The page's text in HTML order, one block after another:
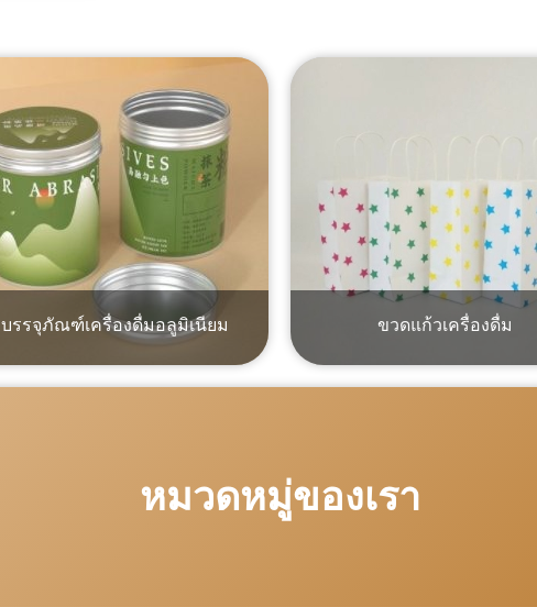
บรรจุภัณฑ์เครื่องดื่มอลูมิเนียม ขวดแก้วเครื่องดื่ม
หมวดหมู่ของเรา